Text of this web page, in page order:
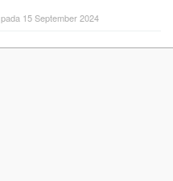
15 September 2024